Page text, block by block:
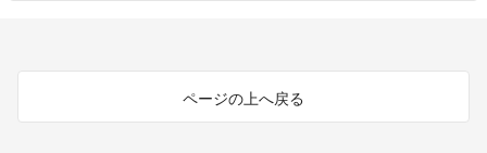
ページの上へ戻る